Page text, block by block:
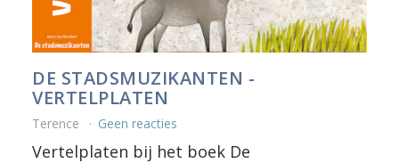
DE STADSMUZIKANTEN -
VERTELPLATEN
Terence Geen reacties
Vertelplaten bij het boek De